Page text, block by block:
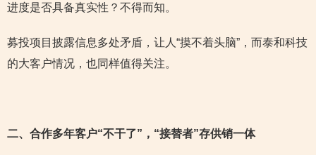
进度是否具备真实性？不得而知。
募投项目披露信息多处矛盾，让人“摸不着头脑”，而泰和科技
的大客户情况，也同样值得关注。
二、合作多年客户“不干了”，“接替者”存供销一体